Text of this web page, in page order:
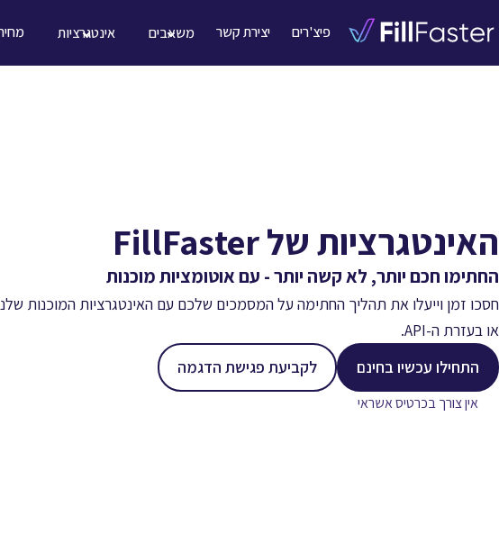
פיצ'רים יצירת קשר משאבים אינטגרציות
האינטגרציות של FillFaster
החתימו חכם יותר, לא קשה יותר - עם אוטומציות מוכנות
חסכו זמן וייעלו את תהליך החתימה על המסמכים שלכם עם האינטגרציות המוכנות
או בעזרת ה-API.
התחילו עכשיו בחינם
אין צורך בכרטיס אשראי
לקביעת פגישת הדגמה